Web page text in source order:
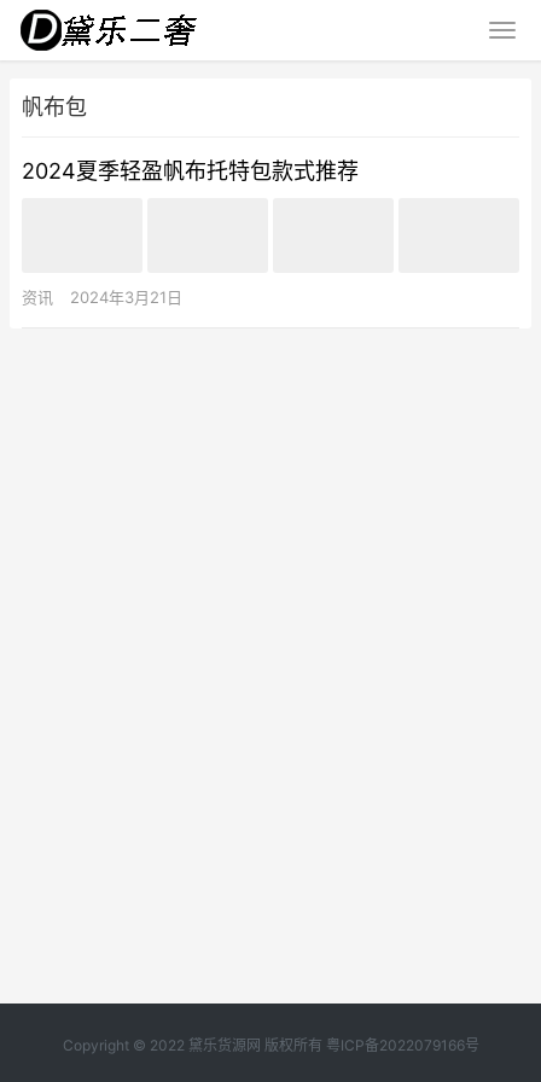
帆布包
2024夏季轻盈帆布托特包款式推荐
资讯 2024年3月21日
Copyright © 2022 黛乐货源网 版权所有 粤ICP备2022079166号